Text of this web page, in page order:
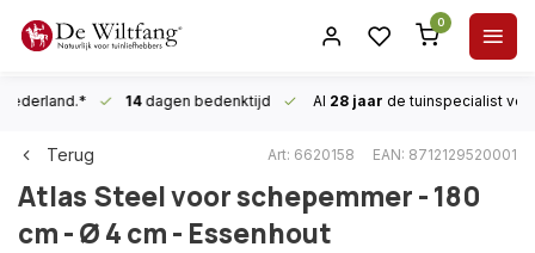
0
14dagen bedenktijd Al 28 jaar de tuinspecialist
Terug Art: 6620158 EAN: 8712129520001
Atlas Steel voor schepemmer - 180
cm - Ø 4 cm - Essenhout